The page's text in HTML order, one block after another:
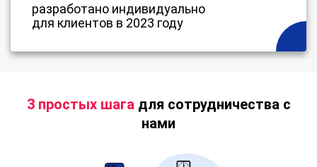
разработано индивидуально
для клиентов в 2023 году
3 простых шагадля сотрудничества с
нами